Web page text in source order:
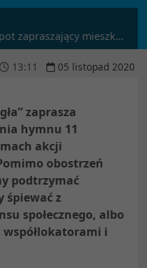
do świętowania 11 listopada
13:11 05 listopad 2020
zaprasza
hymnu 11
akcji
obostrzeń
podtrzymać
śpiewać z
społecznego, albo
i